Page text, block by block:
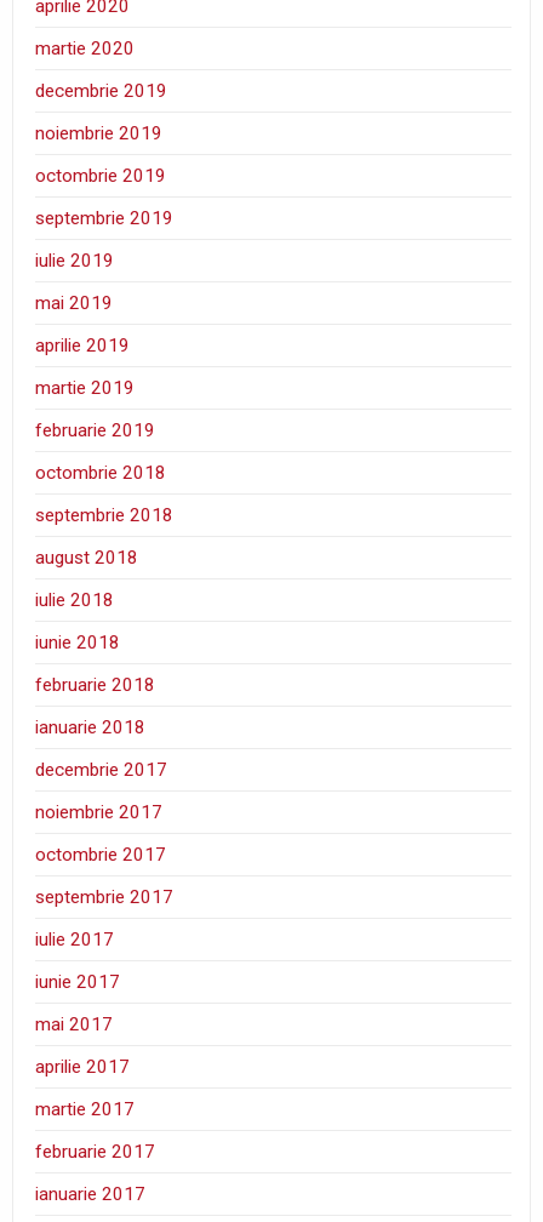
aprilie 2020
martie 2020
decembrie 2019
noiembrie 2019
octombrie 2019
septembrie 2019
iulie 2019
mai 2019
aprilie 2019
martie 2019
februarie 2019
octombrie 2018
septembrie 2018
august 2018
iulie 2018
iunie 2018
februarie 2018
ianuarie 2018
decembrie 2017
noiembrie 2017
octombrie 2017
septembrie 2017
iulie 2017
iunie 2017
mai 2017
aprilie 2017
martie 2017
februarie 2017
ianuarie 2017